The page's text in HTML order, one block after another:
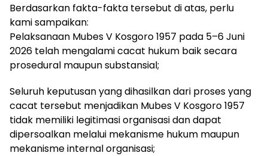
Berdasarkan fakta-fakta tersebut di atas, perlu
kami sampaikan:
Pelaksanaan Mubes V Kosgoro 1957 pada 5–6 Juni
2026 telah mengalami cacat hukum baik secara
prosedural maupun substansial;
Seluruh keputusan yang dihasilkan dari proses yang
cacat tersebut menjadikan Mubes V Kosgoro 1957
tidak memiliki legitimasi organisasi dan dapat
dipersoalkan melalui mekanisme hukum maupun
mekanisme internal organisasi;